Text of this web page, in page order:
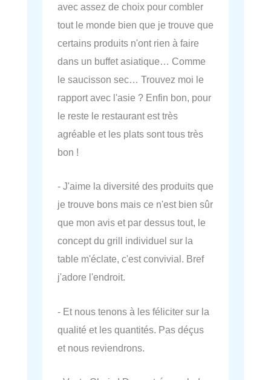
avec assez de choix pour combler
tout le monde bien que je trouve que
certains produits n'ont rien à faire
dans un buffet asiatique… Comme
le saucisson sec… Trouvez moi le
rapport avec l'asie ? Enfin bon, pour
le reste le restaurant est très
agréable et les plats sont tous très
bon !
- J'aime la diversité des produits que
je trouve bons mais ce n'est bien sûr
que mon avis et par dessus tout, le
concept du grill individuel sur la
table m'éclate, c'est convivial. Bref
j'adore l'endroit.
- Et nous tenons à les féliciter sur la
qualité et les quantités. Pas déçus
et nous reviendrons.